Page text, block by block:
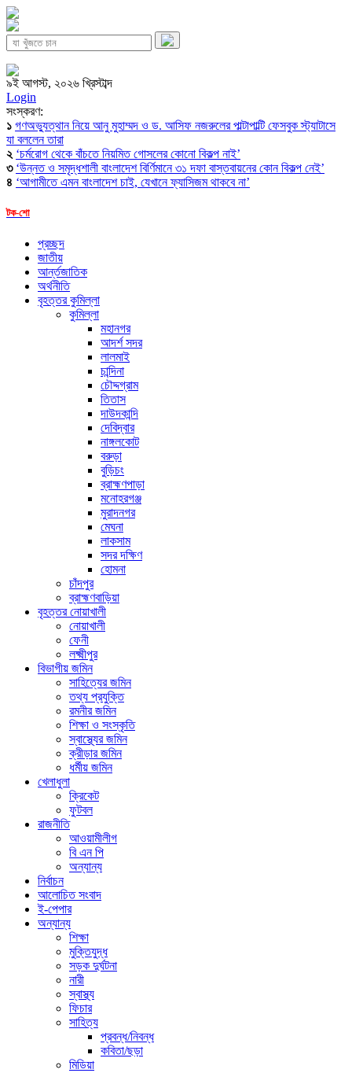
৯ই আগস্ট, ২০২৬ খ্রিস্টাব্দ
Login
সংস্করণ:
১ গণঅভ্যুত্থান নিয়ে আনু মুহাম্মদ ও ড. আসিফ নজরুলের পাল্টাপাল্টি ফেসবুক স্ট্যাটাসে
যা বললেন তারা
২ ‘চর্মরোগ থেকে বাঁচতে নিয়মিত গোসলের কোনো বিকল্প নাই’
৩ ‘উন্নত ও সমৃদ্ধশালী বাংলাদেশ বির্ণিমানে ৩১ দফা বাস্তবায়নের কোন বিকল্প নেই’
৪ ‘আগামীতে এমন বাংলাদেশ চাই, যেখানে ফ্যাসিজম থাকবে না’
টক-শো
প্রচ্ছদ
জাতীয়
আর্ন্তজাতিক
অর্থনীতি
বৃহত্তর কুমিল্লা
কুমিল্লা
মহানগর
আদর্শ সদর
লালমাই
চান্দিনা
চৌদ্দগ্রাম
তিতাস
দাউদকান্দি
দেবিদ্বার
নাঙ্গলকোট
বরুড়া
বুড়িচং
ব্রাহ্মণপাড়া
মনোহরগঞ্জ
মুরাদনগর
মেঘনা
লাকসাম
সদর দক্ষিণ
হোমনা
চাঁদপুর
ব্রাহ্মণবাড়িয়া
বৃহত্তর নোয়াখালী
নোয়াখালী
ফেনী
লক্ষ্মীপুর
বিভাগীয় জমিন
সাহিত্যের জমিন
তথ্য প্রযুক্তি
রমনীর জমিন
শিক্ষা ও সংস্কৃতি
স্বাস্থ্যের জমিন
ক্রীড়ার জমিন
ধর্মীয় জমিন
খেলাধুলা
ক্রিকেট
ফুটবল
রাজনীতি
আওয়ামীলীগ
বি এন পি
অন্যান্য
নির্বাচন
আলোচিত সংবাদ
ই-পেপার
অন্যান্য
শিক্ষা
মুক্তিযুদ্ধ
সড়ক দুর্ঘটনা
নারী
স্বাস্থ্য
ফিচার
সাহিত্য
প্রবন্ধ/নিবন্ধ
কবিতা/ছড়া
মিডিয়া